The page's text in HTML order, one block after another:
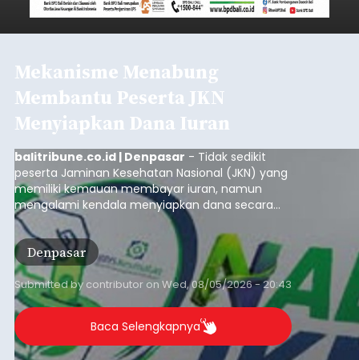
Mekanisme Menabung
Membantu Peserta JKN
Menyiapkan Dana Iuran
balitribune.co.id | Denpasar - Tidak sedikit
peserta Jaminan Kesehatan Nasional (JKN) yang
memiliki kemauan membayar iuran, namun
mengalami kendala menyiapkan dana secara
penuh saat jatuh tempo pembayaran iuran.
Kondisi ini terutama dialami oleh peserta
segmen Pekerja Bukan Penerima Upah (PBPU)
yang memiliki penghasilan tidak tetap.
Denpasar
Submitted by contributor on Wed, 08/05/2026 - 20:43
Baca Selengkapnya